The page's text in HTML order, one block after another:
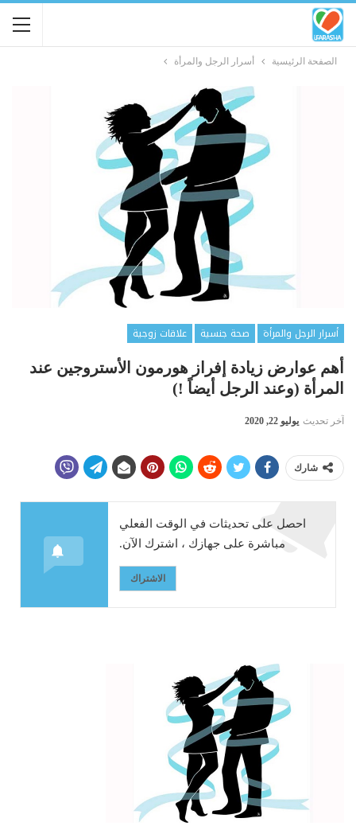
الصفحة الرئيسية أسرار الرجل والمرأة
أسرار الرجل والمرأة صحة جنسية
علاقات زوجية
أهم عوارض زيادة إفراز هورمون الأستروجين عند
المرأة (وعند الرجل أيضاً !)
آخر تحديث يوليو 22, 2020
شارك
احصل على تحديثات في الوقت الفعلي
مباشرة على جهازك ، اشترك الآن.
الاشتراك